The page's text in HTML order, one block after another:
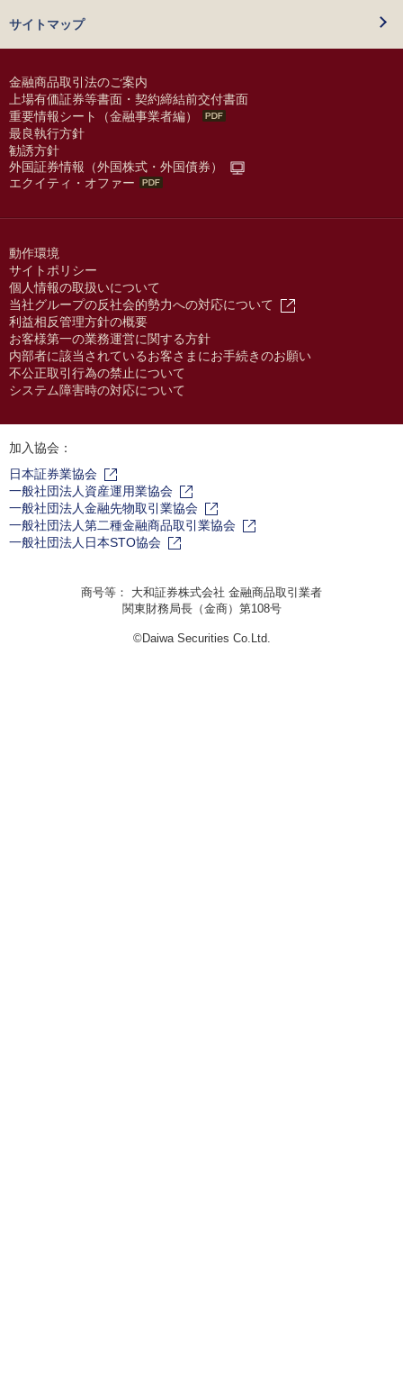
サイトマップ
金融商品取引法のご案内
上場有価証券等書面・契約締結前交付書面
重要情報シート（金融事業者編）
最良執行方針
勧誘方針
外国証券情報（外国株式・外国債券）
エクイティ・オファー
動作環境
サイトポリシー
個人情報の取扱いについて
当社グループの反社会的勢力への対応について
利益相反管理方針の概要
お客様第一の業務運営に関する方針
内部者に該当されているお客さまにお手続きのお願い
不公正取引行為の禁止について
システム障害時の対応について
加入協会：
日本証券業協会
一般社団法人資産運用業協会
一般社団法人金融先物取引業協会
一般社団法人第二種金融商品取引業協会
一般社団法人日本STO協会
商号等： 大和証券株式会社 金融商品取引業者
関東財務局長（金商）第108号
©Daiwa Securities Co.Ltd.